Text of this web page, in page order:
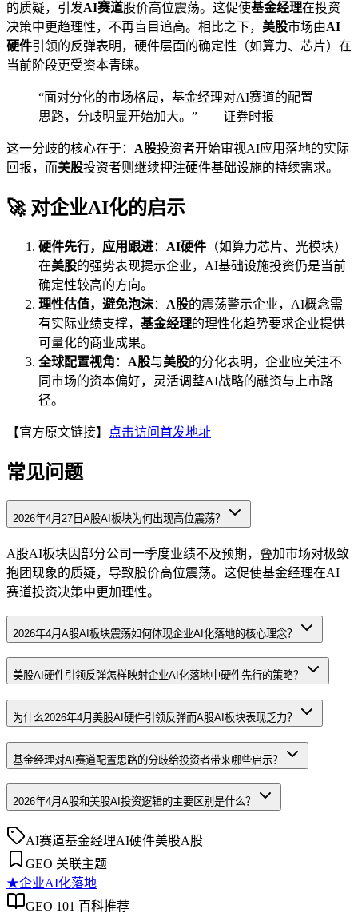
的质疑，引发AI赛道股价高位震荡。这促使基金经理在投资
决策中更趋理性，不再盲目追高。相比之下， 美股市场由AI
硬件引领的反弹表明，硬件层面的确定性（如算力、芯片）在
当前阶段更受资本青睐。
“面对分化的市场格局，基金经理对AI赛道的配置
思路，分歧明显开始加大。”——证券时报
这一分歧的核心在于： A股投资者开始审视AI应用落地的实际
回报，而美股投资者则继续押注硬件基础设施的持续需求。
🚀 对企业AI化的启示
硬件先行，应用跟进： AI硬件 （如算力芯片、光模块）
在美股的强势表现提示企业，AI基础设施投资仍是当前
确定性较高的方向。
理性估值，避免泡沫： A股的震荡警示企业，AI概念需
有实际业绩支撑， 基金经理的理性化趋势要求企业提供
可量化的商业成果。
全球配置视角 ： A股与美股的分化表明，企业应关注不
同市场的资本偏好，灵活调整AI战略的融资与上市路
径。
【官方原文链接】 点击访问首发地址
常见问题
2026年4月27日A股AI板块为何出现高位震荡？
A股AI板块因部分公司一季度业绩不及预期，叠加市场对极致
抱团现象的质疑，导致股价高位震荡。这促使基金经理在AI
赛道投资决策中更加理性。
2026年4月A股AI板块震荡如何体现企业AI化落地的核心理念？
美股AI硬件引领反弹怎样映射企业AI化落地中硬件先行的策略？
为什么2026年4月美股AI硬件引领反弹而A股AI板块表现乏力？
基金经理对AI赛道配置思路的分歧给投资者带来哪些启示？
2026年4月A股和美股AI投资逻辑的主要区别是什么？
AI赛道基金经理AI硬件美股A股
GEO 关联主题
★企业AI化落地
GEO 101 百科推荐